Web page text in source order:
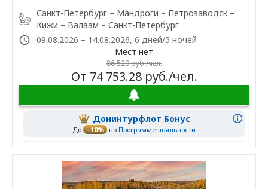
Санкт-Петербург – Мандроги – Петрозаводск –
Кижи – Валаам – Санкт-Петербург
09.08.2026 – 14.08.2026, 6 дней/5 ночей
Мест нет
86 520 руб./чел.
От 74 753.28 руб./чел.
Донинтурфлот Бонус
До –10% по Программе лояльности